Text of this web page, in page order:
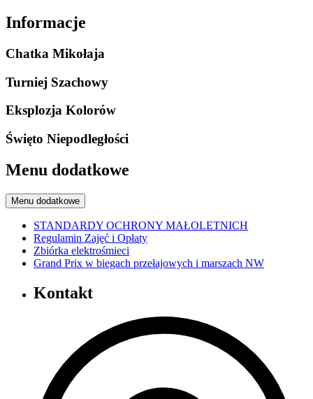
Informacje
Chatka Mikołaja
Turniej Szachowy
Eksplozja Kolorów
Święto Niepodległości
Menu dodatkowe
Menu dodatkowe
STANDARDY OCHRONY MAŁOLETNICH
Regulamin Zajęć i Opłaty
Zbiórka elektrośmieci
Grand Prix w biegach przełajowych i marszach NW
Kontakt